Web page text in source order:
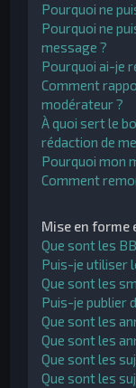
Pourquoi ne
Pourquoi ne
message ?
Pourquoi ai-je
Comment
modérateur ?
À quoi sert le
rédaction de
Pourquoi mon
Comment
Mise en forme
Que sont les
Puis-je utiliser
Que sont les
Puis-je publier
Que sont les
Que sont les
Que sont les
Que sont les